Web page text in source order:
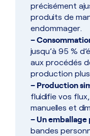
précisément
produits de
endommager.
–
jusqu’à 95 %
aux procédés
production
– Production
fluidifie vos
manuelles et
– Un
bandes